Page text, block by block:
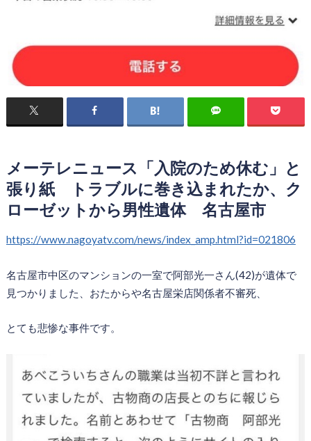
メーテレニュース「入院のため休む」と
張り紙 トラブルに巻き込まれたか、ク
ローゼットから男性遺体 名古屋市
https://www.nagoyatv.com/news/index_amp.html?id=021806
名古屋市中区のマンションの一室で阿部光一さん(42)が遺体で
見つかりました、おたからや名古屋栄店関係者不審死、
とても悲惨な事件です。